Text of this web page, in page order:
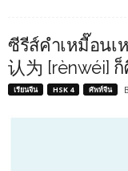
ซีรีส์คำเหมื๊อนเ
认为 [rènwéi]
เรียนจีน HSK 4 ศัพท์จีน